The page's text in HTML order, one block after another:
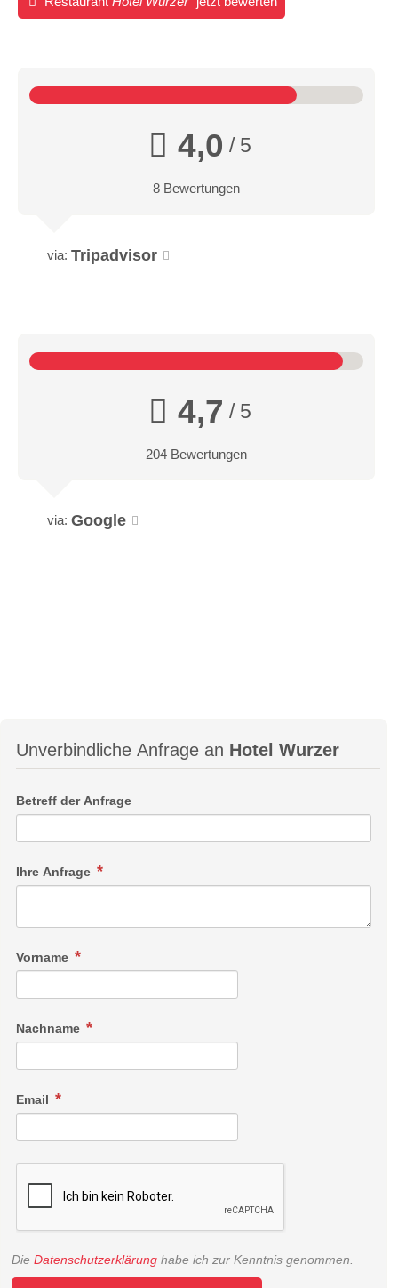
4,0 / 5
8 Bewertungen
via: Tripadvisor
4,7 / 5
204 Bewertungen
via: Google
Unverbindliche Anfrage an Hotel Wurzer
Betreff der Anfrage
Ihre Anfrage
Vorname
Nachname
Email
Die Datenschutzerklärung habe ich zur Kenntnis genommen.